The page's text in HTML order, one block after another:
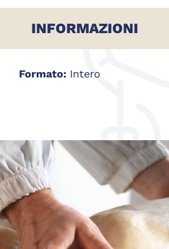
INFORMAZIONI
Formato: Intero